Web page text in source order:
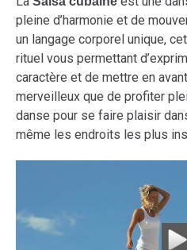
pleine d’harmonie et de
un langage corporel unique,
rituel vous permettant
caractère et de mettre en
merveilleux que de profiter
danse pour se faire plaisir
même les endroits les plus